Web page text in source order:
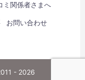
ミ関係者さまへ
お問い合わせ
- 2026